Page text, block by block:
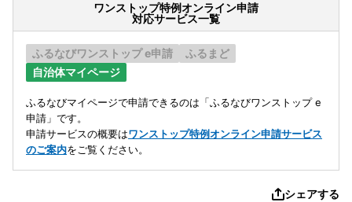
ワンストップ特例オンライン申請
対応サービス一覧
ふるなびワンストップ e申請
ふるまど
自治体マイページ
ふるなびマイページで申請できるのは「ふるなびワンストップ e
申請」です。
申請サービスの概要はワンストップ特例オンライン申請サービス
のご案内をご覧ください。
シェアする